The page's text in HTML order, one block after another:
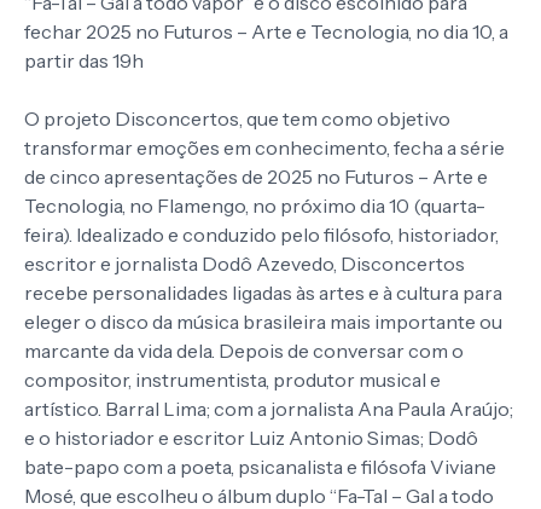
fechar 2025 no Futuros – Arte e Tecnologia, no dia 10, a
partir das 19h
O projeto Disconcertos, que tem como objetivo
transformar emoções em conhecimento, fecha a série
de cinco apresentações de 2025 no Futuros – Arte e
Tecnologia, no Flamengo, no próximo dia 10 (quarta-
feira). Idealizado e conduzido pelo filósofo, historiador,
escritor e jornalista Dodô Azevedo, Disconcertos
recebe personalidades ligadas às artes e à cultura para
eleger o disco da música brasileira mais importante ou
marcante da vida dela. Depois de conversar com o
compositor, instrumentista, produtor musical e
artístico. Barral Lima; com a jornalista Ana Paula Araújo;
e o historiador e escritor Luiz Antonio Simas; Dodô
bate-papo com a poeta, psicanalista e filósofa Viviane
Mosé, que escolheu o álbum duplo “Fa-Tal – Gal a todo